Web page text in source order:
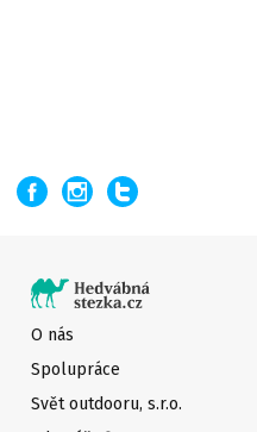
O nás
Spolupráce
Svět outdooru, s.r.o.